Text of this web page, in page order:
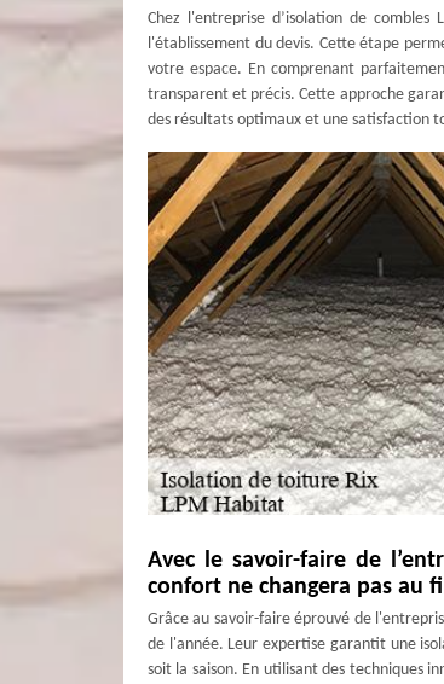
Chez l'entreprise d’isolation de
l'établissement du devis. Cette étape
votre espace. En comprenant
transparent et précis. Cette approche
des résultats optimaux et une satisfaction
Avec le savoir-faire de
confort ne changera pas au
Grâce au savoir-faire éprouvé de
de l'année. Leur expertise garantit une
soit la saison. En utilisant des techniques